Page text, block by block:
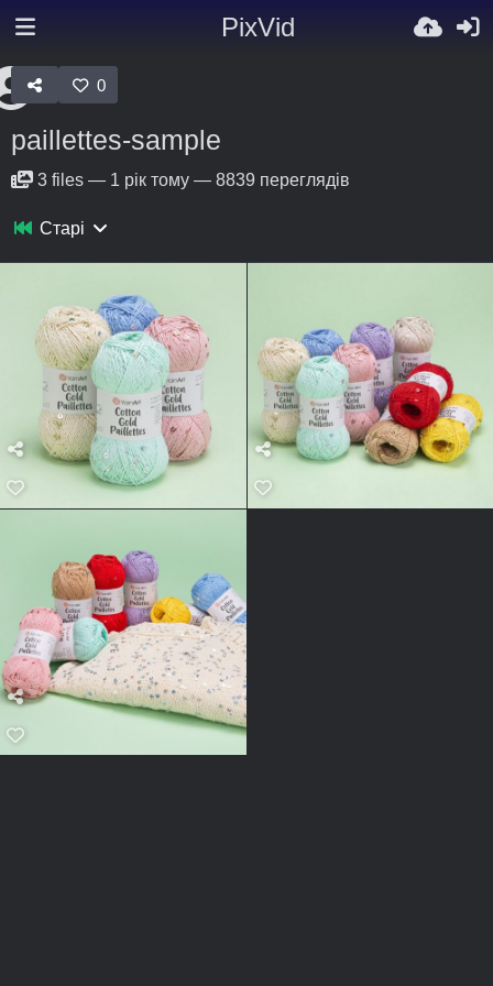
PixVid
0
paillettes-sample
3 files — 1 рік тому — 8839 переглядів
Старі